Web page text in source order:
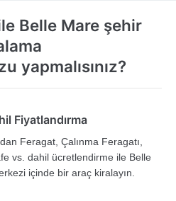
Belle Mare şehir
yapmalısınız?
Fiyatlandırma
Feragat, Çalınma Feragatı,
vs. dahil ücretlendirme ile Belle
içinde bir araç kiralayın.